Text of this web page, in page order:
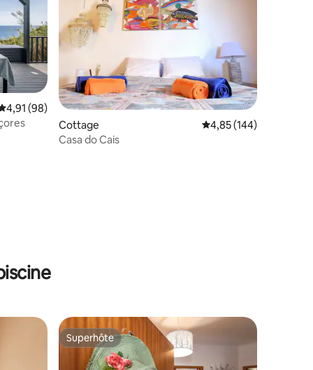
: 4,85 sur 5
moyenne sur la base de 98 commentaires : 4,91 sur 5
4,91 (98)
Cottage Évaluation moyenne
4,85 (144)
Casa do Cais
Superhôte
Superhôte